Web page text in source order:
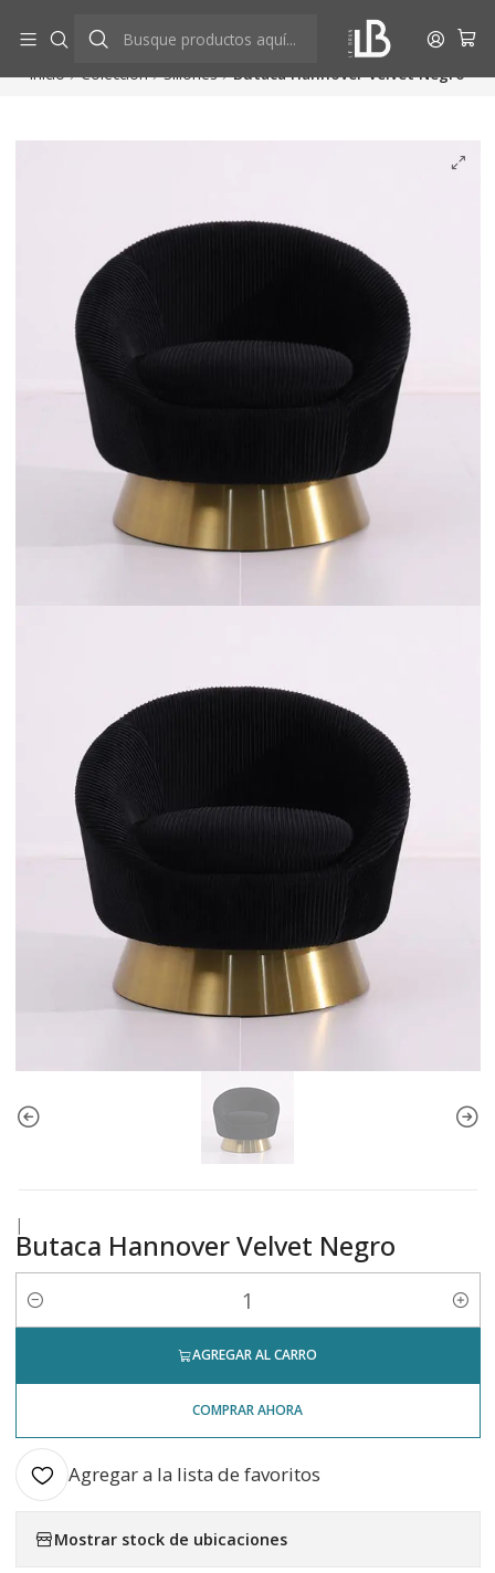
Ver más
Inicio Colección Sillones Butaca Hannover Velvet Negro
|
Butaca Hannover Velvet Negro
Cantidad
AGREGAR AL CARRO
COMPRAR AHORA
Agregar a la lista de favoritos
Mostrar stock de ubicaciones